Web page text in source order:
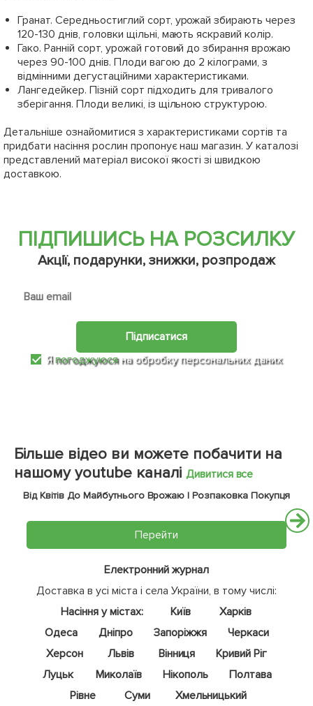
Гранат. Середньостиглий сорт, урожай збирають через
120-130 днів, головки щільні, мають яскравий колір.
Гако. Ранній сорт, урожай готовий до збирання врожаю
через 90-100 днів. Плоди вагою до 2 кілограми, з
відмінними дегустаційними характеристиками.
Лангедейкер. Пізній сорт підходить для тривалого
зберігання. Плоди великі, із щільною структурою.
Детальніше ознайомитися з характеристиками сортів та
придбати насіння рослин пропонує наш магазин. У каталозі
представлений матеріал високої якості зі швидкою
доставкою.
ПІДПИШИСЬ НА РОЗСИЛКУ
Акції, подарунки, знижки, розпродаж
Підписатися
Япогоджуюся на обробку персональних даних
Більше відео ви можете побачити на
нашому youtube каналі Дивитися все
Від Квітів До Майбутнього Врожаю | Розпаковка Покупця
Перейти
Електронний журнал
Доставка в усі міста і села України, в тому числі:
Насіння у містах:
Київ
Харків
Одеса
Дніпро Запоріжжя
Черкаси
Херсон
Львів Вінниця
Кривий Ріг
Луцьк
Миколаїв Нікополь
Полтава
Рівне
Суми
Хмельницький